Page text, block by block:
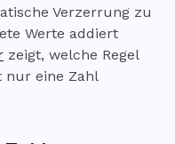
Verzerrung zu
Werte addiert
zeigt, welche Regel
nur eine Zahl